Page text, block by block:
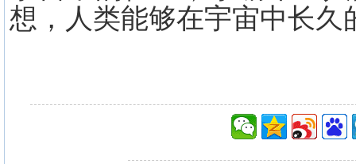
想，人类能够在宇宙中长久